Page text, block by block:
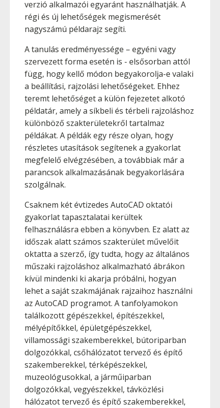
verzió alkalmazói egyaránt használhatják. A
régi és új lehetőségek megismerését
nagyszámú példarajz segíti.
A tanulás eredményessége – egyéni vagy
szervezett forma esetén is - elsősorban attól
függ, hogy kellő módon begyakorolja-e valaki
a beállítási, rajzolási lehetőségeket. Ehhez
teremt lehetőséget a külön fejezetet alkotó
példatár, amely a síkbeli és térbeli rajzoláshoz
különböző szakterületekről tartalmaz
példákat. A példák egy része olyan, hogy
részletes utasítások segítenek a gyakorlat
megfelelő elvégzésében, a továbbiak már a
parancsok alkalmazásának begyakorlására
szolgálnak.
Csaknem két évtizedes AutoCAD oktatói
gyakorlat tapasztalatai kerültek
felhasználásra ebben a könyvben. Ez alatt az
időszak alatt számos szakterület művelőit
oktatta a szerző, így tudta, hogy az általános
műszaki rajzoláshoz alkalmazható ábrákon
kívül mindenki ki akarja próbálni, hogyan
lehet a saját szakmájának rajzaihoz használni
az AutoCAD programot. A tanfolyamokon
találkozott gépészekkel, építészekkel,
mélyépítőkkel, épületgépészekkel,
villamossági szakemberekkel, bútoriparban
dolgozókkal, csőhálózatot tervező és építő
szakemberekkel, térképészekkel,
muzeológusokkal, a járműiparban
dolgozókkal, vegyészekkel, távközlési
hálózatot tervező és építő szakemberekkel,